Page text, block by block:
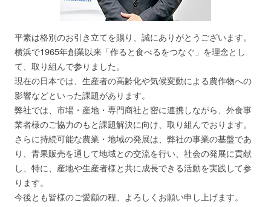
平素は格別のお引き立てを賜り、誠にありがとうございます。
横浜で1965年創業以来「作ると食べるをつなぐ」を理念とし
て、取り組んで参りました。
現在の日本では、生産者の高齢化や気候変動による農作物への
影響などといった課題があります。
弊社では、市場・産地・専門商社と密に連携しながら、外食事
業者様のご協力のもと課題解決に向け、取り組んでおります。
さらに持続可能な農業・地域の発展は、弊社の事業の基盤であ
り、青果販売を通して地域との交流を行い、社会の発展に貢献
し、特に、産地や生産者様と共に成長できる活動を実践して参
ります。
今後とも皆様のご愛顧の程、よろしくお願い申し上げます。